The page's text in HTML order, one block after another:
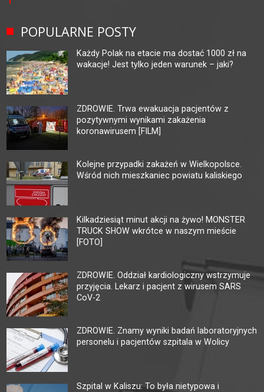
POPULARNE POSTY
Każdy Polak na etacie ma dostać 1000 zł na
wakacje! Jest tylko jeden warunek – jaki?
ZDROWIE. Trwa ewakuacja pacjentów z
pozytywnymi wynikami zakażenia
koronawirusem [FILM]
Kolejne przypadki zakażeń w Wielkopolsce.
Wśród nich mieszkaniec powiatu kaliskiego
Kilkadziesiąt minut akcji na żywo! MONSTER
TRUCK SHOW wkrótce w naszym mieście
[FOTO]
ZDROWIE. Oddział kardiologiczny wstrzymuje
przyjęcia. Lekarz i pacjent z wirusem SARS
CoV-2
ZDROWIE. Znamy wyniki badań laboratoryjnych
personelu i pacjentów szpitala w Wolicy
Szpital w Kaliszu: To była nietypowa i